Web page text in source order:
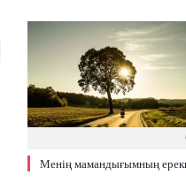
Менің мамандығымның